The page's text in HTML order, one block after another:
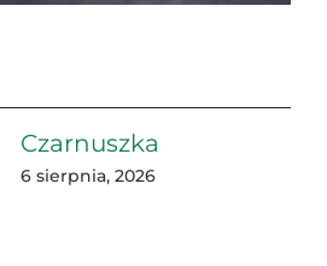
Czarnuszka
6 sierpnia, 2026